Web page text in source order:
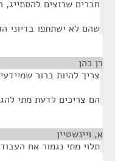
חברים שרוצים להסתייג,
שהם לא ישתתפו בדיוני
רן כהן
צריך להיות ברור
הם צריכים לדעת מתי
א, ויינשטיין
תלוי מתי נגמור אח